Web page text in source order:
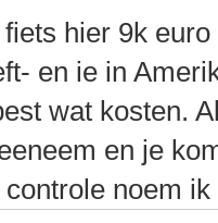
hier 9k
en ie in
wat kosten.
en je
noem